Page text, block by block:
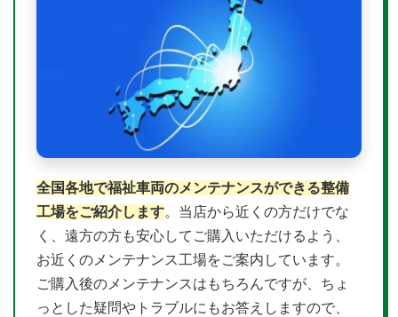
全国各地で福祉車両のメンテナンスができる整備
工場をご紹介します。当店から近くの方だけでな
く、遠方の方も安心してご購入いただけるよう、
お近くのメンテナンス工場をご案内しています。
ご購入後のメンテナンスはもちろんですが、ちょ
っとした疑問やトラブルにもお答えしますので、